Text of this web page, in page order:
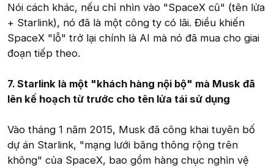
Nói cách khác, nếu chỉ nhìn vào "SpaceX cũ" (tên lửa
+ Starlink), nó đã là một công ty có lãi. Điều khiến
SpaceX "lỗ" trở lại chính là AI mà nó đã mua cho giai
đoạn tiếp theo.
7. Starlink là một "khách hàng nội bộ" mà Musk đã
lên kế hoạch từ trước cho tên lửa tái sử dụng
Vào tháng 1 năm 2015, Musk đã công khai tuyên bố
dự án Starlink, "mạng lưới băng thông rộng trên
không" của SpaceX, bao gồm hàng chục nghìn vệ